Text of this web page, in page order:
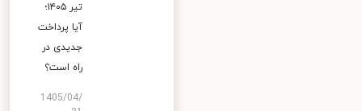
تیر ۱۴۰۵؛
آیا پرداخت
جدیدی در
راه است؟
1405/04/